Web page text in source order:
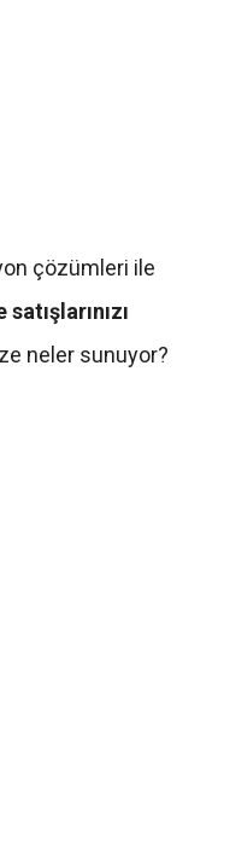
çözümleri ile
neler sunuyor?